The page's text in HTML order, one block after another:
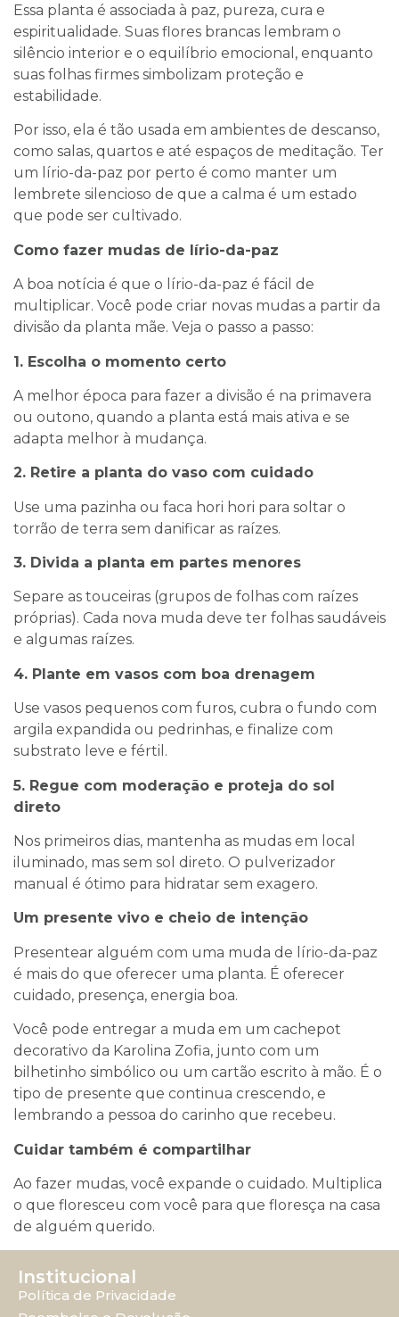
Essa planta é associada à paz, pureza, cura e
espiritualidade. Suas flores brancas lembram o
silêncio interior e o equilíbrio emocional, enquanto
suas folhas firmes simbolizam proteção e
estabilidade.
Por isso, ela é tão usada em ambientes de descanso,
como salas, quartos e até espaços de meditação. Ter
um lírio-da-paz por perto é como manter um
lembrete silencioso de que a calma é um estado
que pode ser cultivado.
Como fazer mudas de lírio-da-paz
A boa notícia é que o lírio-da-paz é fácil de
multiplicar. Você pode criar novas mudas a partir da
divisão da planta mãe. Veja o passo a passo:
1. Escolha o momento certo
A melhor época para fazer a divisão é na primavera
ou outono, quando a planta está mais ativa e se
adapta melhor à mudança.
2. Retire a planta do vaso com cuidado
Use uma pazinha ou faca hori hori para soltar o
torrão de terra sem danificar as raízes.
3. Divida a planta em partes menores
Separe as touceiras (grupos de folhas com raízes
próprias). Cada nova muda deve ter folhas saudáveis
e algumas raízes.
4. Plante em vasos com boa drenagem
Use vasos pequenos com furos, cubra o fundo com
argila expandida ou pedrinhas, e finalize com
substrato leve e fértil.
5. Regue com moderação e proteja do sol
direto
Nos primeiros dias, mantenha as mudas em local
iluminado, mas sem sol direto. O pulverizador
manual é ótimo para hidratar sem exagero.
Um presente vivo e cheio de intenção
Presentear alguém com uma muda de lírio-da-paz
é mais do que oferecer uma planta. É oferecer
cuidado, presença, energia boa.
Você pode entregar a muda em um cachepot
decorativo da Karolina Zofia, junto com um
bilhetinho simbólico ou um cartão escrito à mão. É o
tipo de presente que continua crescendo, e
lembrando a pessoa do carinho que recebeu.
Cuidar também é compartilhar
Ao fazer mudas, você expande o cuidado. Multiplica
o que floresceu com você para que floresça na casa
de alguém querido.
Institucional
Política de Privacidade